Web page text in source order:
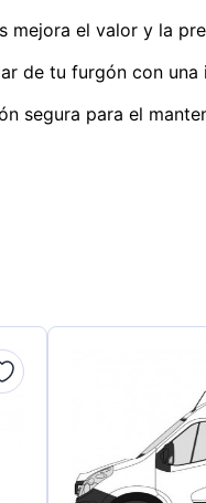
el valor y la
de tu furgón con
segura para el